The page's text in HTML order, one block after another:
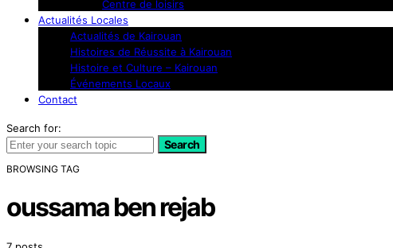
Centre de loisirs
Actualités Locales
Actualités de Kairouan
Histoires de Réussite à Kairouan
Histoire et Culture – Kairouan
Événements Locaux
Contact
Search for:
Search
BROWSING TAG
oussama ben rejab